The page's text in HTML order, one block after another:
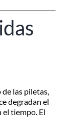
de las piletas,
degradan el
el tiempo. El